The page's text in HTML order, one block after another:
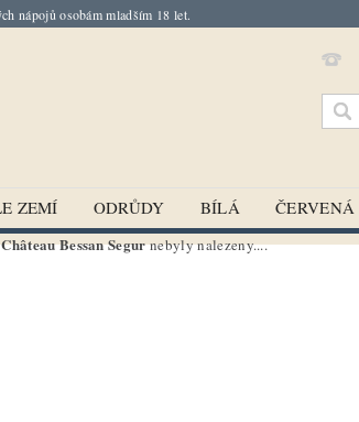
nápojů osobám mladším 18 let.
ZEMÍ ODRŮDY BÍLÁ ČERVENÁ
Château Bessan Segurnebyly nalezeny....